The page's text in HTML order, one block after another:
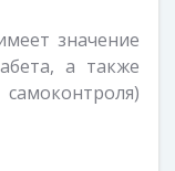
значение
а также